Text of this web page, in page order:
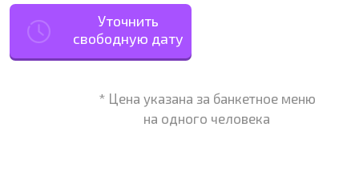
Уточнить
свободную дату
* Цена указана за банкетное меню
на одного человека